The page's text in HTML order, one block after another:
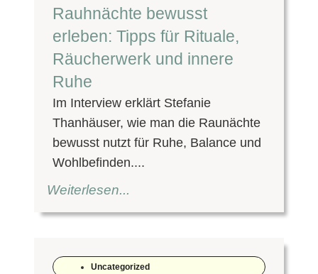
Rauhnächte bewusst
erleben: Tipps für Rituale,
Räucherwerk und innere
Ruhe
Im Interview erklärt Stefanie
Thanhäuser, wie man die Raunächte
bewusst nutzt für Ruhe, Balance und
Wohlbefinden....
Weiterlesen...
Uncategorized